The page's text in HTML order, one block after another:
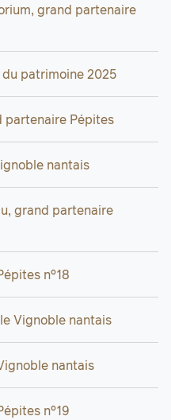
grand partenaire
patrimoine 2025
partenaire Pépites
nantais
grand partenaire
n°18
Vignoble nantais
nantais
n°19